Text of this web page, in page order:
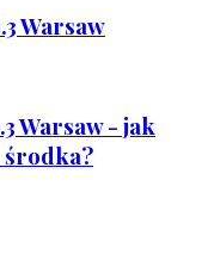
Warsaw
Warsaw - jak